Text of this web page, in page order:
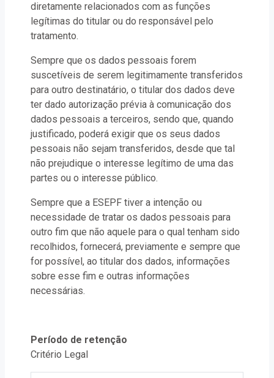
diretamente relacionados com as funções
legítimas do titular ou do responsável pelo
tratamento.
Sempre que os dados pessoais forem
suscetíveis de serem legitimamente transferidos
para outro destinatário, o titular dos dados deve
ter dado autorização prévia à comunicação dos
dados pessoais a terceiros, sendo que, quando
justificado, poderá exigir que os seus dados
pessoais não sejam transferidos, desde que tal
não prejudique o interesse legítimo de uma das
partes ou o interesse público.
Sempre que a ESEPF tiver a intenção ou
necessidade de tratar os dados pessoais para
outro fim que não aquele para o qual tenham sido
recolhidos, fornecerá, previamente e sempre que
for possível, ao titular dos dados, informações
sobre esse fim e outras informações
necessárias.
Período de retenção
Critério Legal